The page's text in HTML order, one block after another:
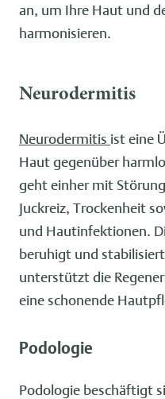
an, um Ihre Haut und
harmonisieren.
Neurodermitis
Neurodermitis ist eine
Haut gegenüber
geht einher mit
Juckreiz, Trockenheit
und Hautinfektionen.
beruhigt und
unterstützt die
eine schonende
Podologie
Podologie beschäftigt